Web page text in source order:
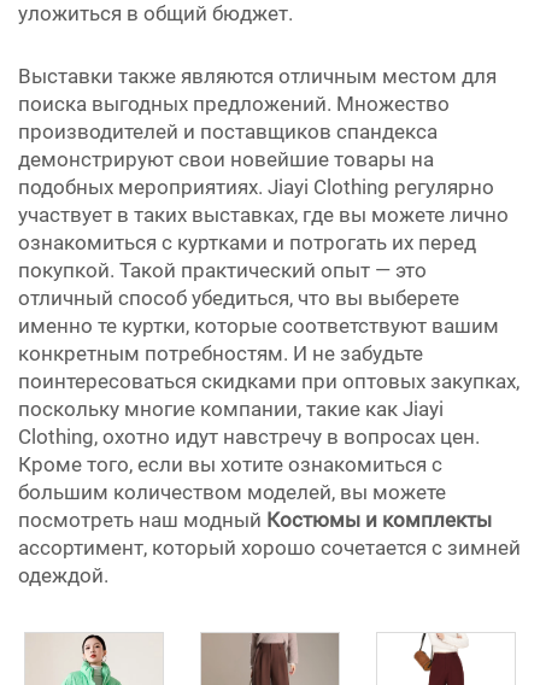
уложиться в общий бюджет.
Выставки также являются отличным местом для
поиска выгодных предложений. Множество
производителей и поставщиков спандекса
демонстрируют свои новейшие товары на
подобных мероприятиях. Jiayi Clothing регулярно
участвует в таких выставках, где вы можете лично
ознакомиться с куртками и потрогать их перед
покупкой. Такой практический опыт — это
отличный способ убедиться, что вы выберете
именно те куртки, которые соответствуют вашим
конкретным потребностям. И не забудьте
поинтересоваться скидками при оптовых закупках,
поскольку многие компании, такие как Jiayi
Clothing, охотно идут навстречу в вопросах цен.
Кроме того, если вы хотите ознакомиться с
большим количеством моделей, вы можете
посмотреть наш модный Костюмы и комплекты
ассортимент, который хорошо сочетается с зимней
одеждой.